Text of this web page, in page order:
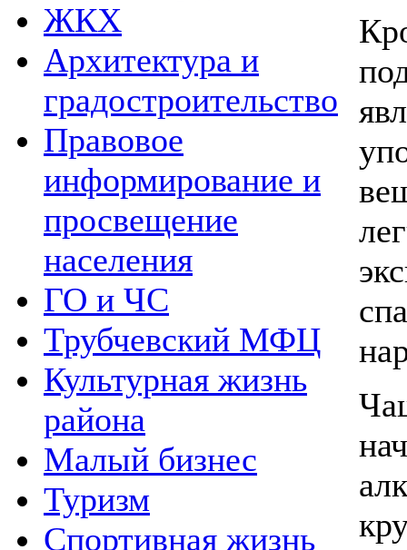
ЖКХ
Архитектура и
градостроительство
Правовое
информирование и
просвещение
населения
ГО и ЧС
Трубчевский МФЦ
Культурная жизнь
района
Малый бизнес
Туризм
Спортивная жизнь